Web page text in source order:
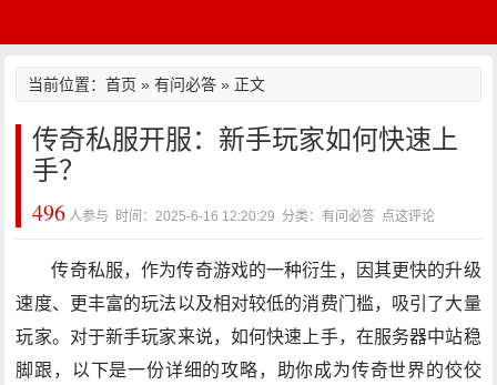
当前位置：首页 »有问必答 » 正文
传奇私服开服：新手玩家如何快速上
手？
496 人参与 时间：2025-6-16 12:20:29 分类：有问必答 点这评论
传奇私服，作为传奇游戏的一种衍生，因其更快的升级
速度、更丰富的玩法以及相对较低的消费门槛，吸引了大量
玩家。对于新手玩家来说，如何快速上手，在服务器中站稳
脚跟，以下是一份详细的攻略，助你成为传奇世界的佼佼